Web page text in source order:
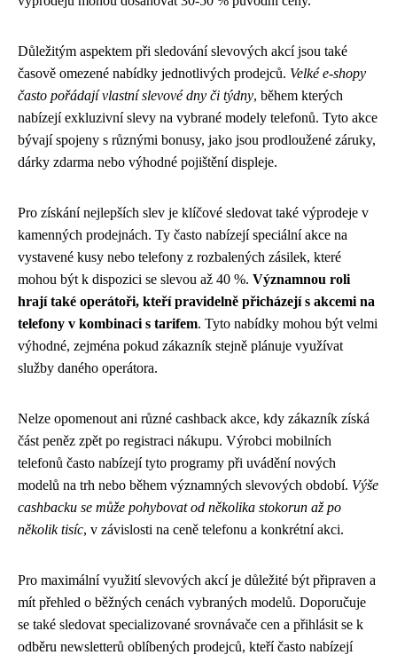
Důležitým aspektem při sledování slevových akcí jsou také
časově omezené nabídky jednotlivých prodejců. Velké e-shopy
často pořádají vlastní slevové dny či týdny, během kterých
nabízejí exkluzivní slevy na vybrané modely telefonů. Tyto akce
bývají spojeny s různými bonusy, jako jsou prodloužené záruky,
dárky zdarma nebo výhodné pojištění displeje.
Pro získání nejlepších slev je klíčové sledovat také výprodeje v
kamenných prodejnách. Ty často nabízejí speciální akce na
vystavené kusy nebo telefony z rozbalených zásilek, které
mohou být k dispozici se slevou až 40 %. Významnou roli
hrají také operátoři, kteří pravidelně přicházejí s akcemi na
telefony v kombinaci s tarifem. Tyto nabídky mohou být velmi
výhodné, zejména pokud zákazník stejně plánuje využívat
služby daného operátora.
Nelze opomenout ani různé cashback akce, kdy zákazník získá
část peněz zpět po registraci nákupu. Výrobci mobilních
telefonů často nabízejí tyto programy při uvádění nových
modelů na trh nebo během významných slevových období. Výše
cashbacku se může pohybovat od několika stokorun až po
několik tisíc, v závislosti na ceně telefonu a konkrétní akci.
Pro maximální využití slevových akcí je důležité být připraven a
mít přehled o běžných cenách vybraných modelů. Doporučuje
se také sledovat specializované srovnávače cen a přihlásit se k
odběru newsletterů oblíbených prodejců, kteří často nabízejí